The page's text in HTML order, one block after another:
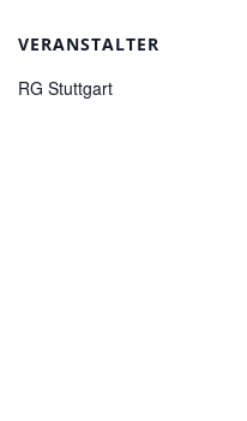
VERANSTALTER
RG Stuttgart